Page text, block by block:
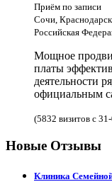
Приём по записи
Сочи,
Российская
Мощное
платы
деятельности
официальным
(5832 визитов с
Новые Отзывы
Клиника